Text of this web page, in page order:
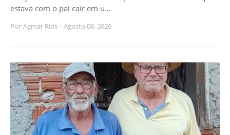
estava com o pai cair em u…
Por Agmar Rios - Agosto 08, 2026